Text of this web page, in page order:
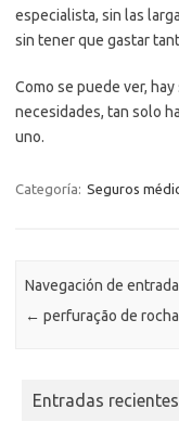
especialista, sin las
sin tener que gastar
Como se puede ver,
necesidades, tan solo
uno.
Categoría: Seguros
Navegación de
← perfuração de
Entradas recientes